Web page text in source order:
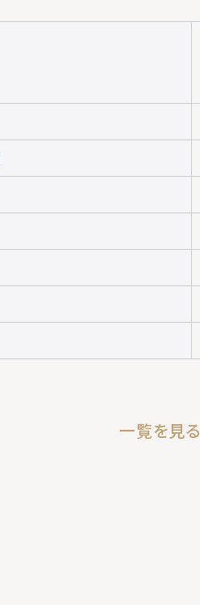
一覧を見る